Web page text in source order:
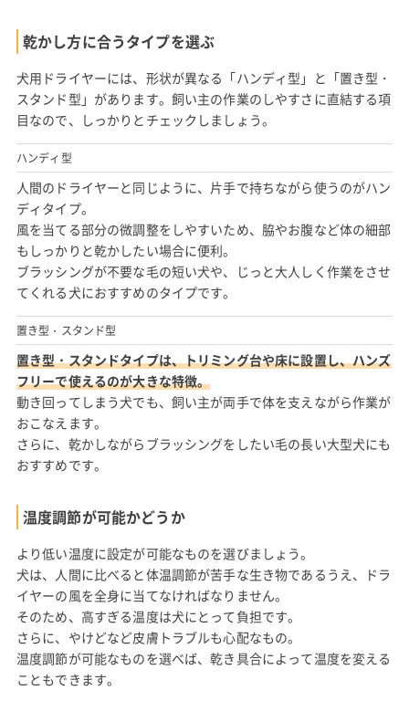
乾かし方に合うタイプを選ぶ
犬用ドライヤーには、形状が異なる「ハンディ型」と「置き型・
スタンド型」があります。飼い主の作業のしやすさに直結する項
目なので、しっかりとチェックしましょう。
ハンディ型
人間のドライヤーと同じように、片手で持ちながら使うのがハン
ディタイプ。
風を当てる部分の微調整をしやすいため、脇やお腹など体の細部
もしっかりと乾かしたい場合に便利。
ブラッシングが不要な毛の短い犬や、じっと大人しく作業をさせ
てくれる犬におすすめのタイプです。
置き型・スタンド型
置き型・スタンドタイプは、トリミング台や床に設置し、ハンズ
フリーで使えるのが大きな特徴。
動き回ってしまう犬でも、飼い主が両手で体を支えながら作業が
おこなえます。
さらに、乾かしながらブラッシングをしたい毛の長い大型犬にも
おすすめです。
温度調節が可能かどうか
より低い温度に設定が可能なものを選びましょう。
犬は、人間に比べると体温調節が苦手な生き物であるうえ、ドラ
イヤーの風を全身に当てなければなりません。
そのため、高すぎる温度は犬にとって負担です。
さらに、やけどなど皮膚トラブルも心配なもの。
温度調節が可能なものを選べば、乾き具合によって温度を変える
こともできます。